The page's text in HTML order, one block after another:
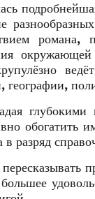
романа,
окружающей
географии,
разряд